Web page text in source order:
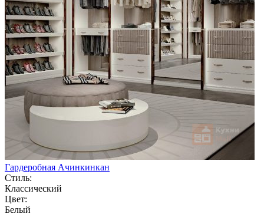
Гардеробная Ачинкинкан
Стиль:
Классический
Цвет:
Белый